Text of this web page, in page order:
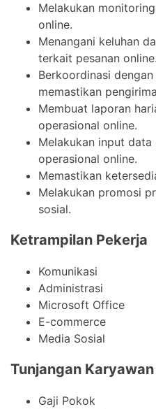
Melakukan
online.
Menangani keluhan
terkait pesanan online.
Berkoordinasi
memastikan
Membuat laporan
operasional online.
Melakukan input
operasional online.
Memastikan
Melakukan promosi
sosial.
Ketrampilan Pekerja
Komunikasi
Administrasi
Microsoft Office
E-commerce
Media Sosial
Tunjangan Karyawan
Gaji Pokok